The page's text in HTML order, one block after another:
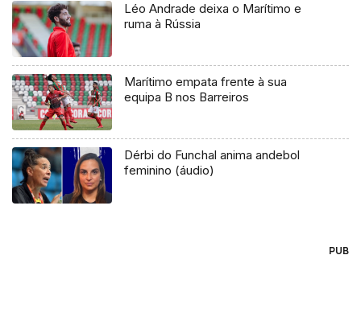
Léo Andrade deixa o Marítimo e
ruma à Rússia
Marítimo empata frente à sua
equipa B nos Barreiros
Dérbi do Funchal anima andebol
feminino (áudio)
PUB